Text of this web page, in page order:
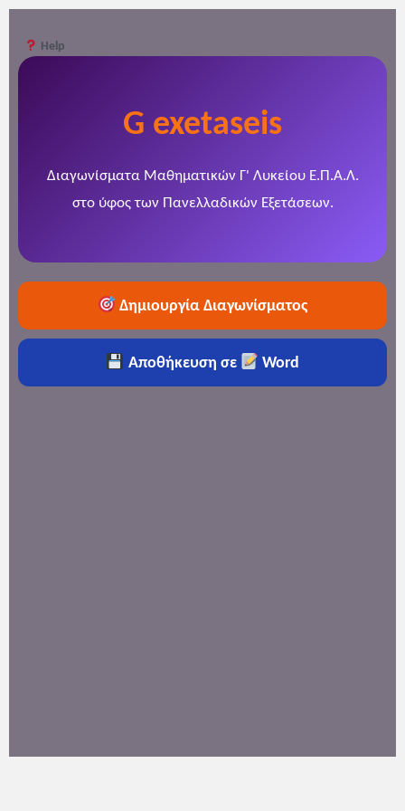
Help
G exetaseis
Διαγωνίσματα Μαθηματικών Γ' Λυκείου Ε.Π.Α.Λ.
στο ύφος των Πανελλαδικών Εξετάσεων.
Δημιουργία Διαγωνίσματος
Αποθήκευση σε Word